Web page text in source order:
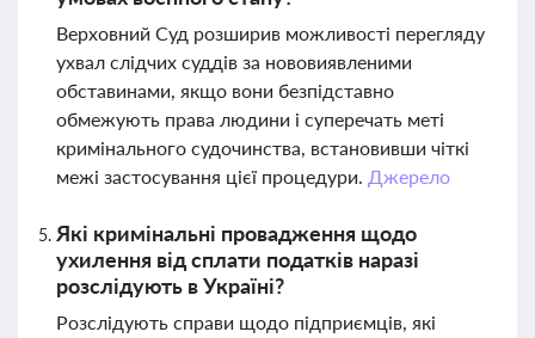
Верховний Суд розширив можливості перегляду
ухвал слідчих суддів за нововиявленими
обставинами, якщо вони безпідставно
обмежують права людини і суперечать меті
кримінального судочинства, встановивши чіткі
межі застосування цієї процедури. Джерело
Які кримінальні провадження щодо
ухилення від сплати податків наразі
розслідують в Україні?
Розслідують справи щодо підприємців, які